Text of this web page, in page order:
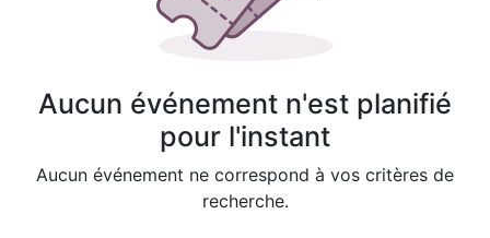
Aucun événement n'est planifié
pour l'instant
Aucun événement ne correspond à vos critères de
recherche.